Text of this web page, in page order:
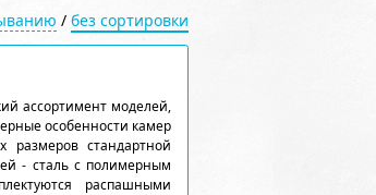
/ без сортировки
ассортимент моделей,
особенности камер
размеров стандартной
- сталь с полимерным
распашными